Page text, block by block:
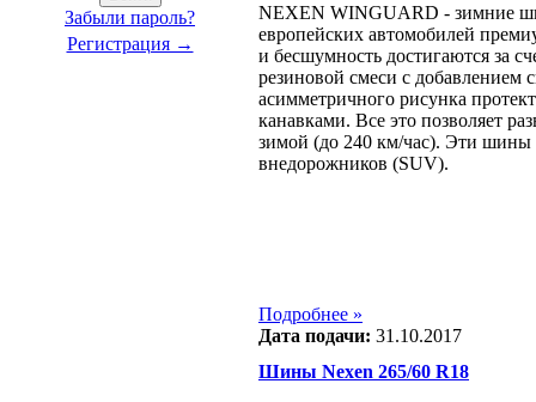
Забыли пароль?
Регистрация →
NEXEN WINGUARD - зимние
европейских автомобилей
и бесшумность достигаются за
резиновой смеси с добавлением
асимметричного рисунка
канавками. Все это позволяет
зимой (до 240 км/час). Эти шины
внедорожников (SUV).
Подробнее »
Дата подачи: 31.10.2017
Шины Nexen 265/60 R18